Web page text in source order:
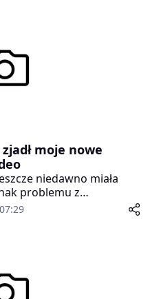
moje nowe
niedawno miała
problemu z
już butów.
marki Gucci, które